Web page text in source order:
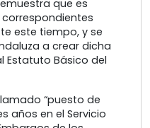
que es
este tiempo, y se
a crear dicha
Estatuto Básico del
“puesto de
años en el Servicio